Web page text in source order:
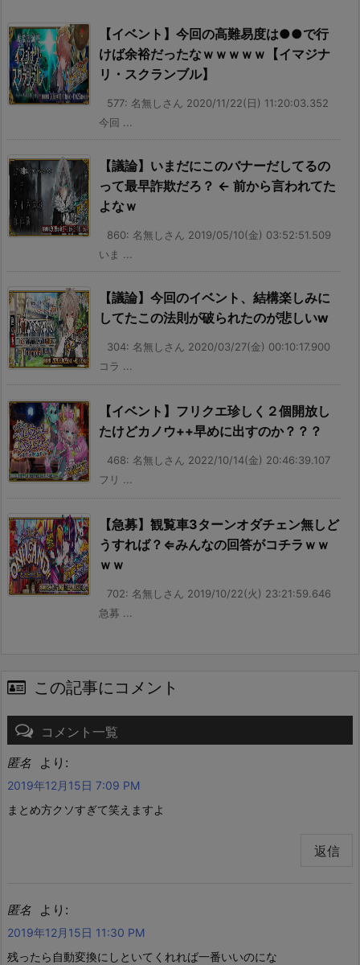
【イベント】今回の高難易度は●●で行
けば余裕だったなｗｗｗｗｗ【イマジナ
リ・スクランブル】
577: 名無しさん 2020/11/22(日) 11:20:03.352
今回 ...
【議論】いまだにこのバナーだしてるの
って最早詐欺だろ？ ← 前から言われてた
よなｗ
860: 名無しさん 2019/05/10(金) 03:52:51.509
いま ...
【議論】今回のイベント、結構楽しみに
してたこの法則が破られたのが悲しいw
304: 名無しさん 2020/03/27(金) 00:10:17.900
コラ ...
【イベント】フリクエ珍しく２個開放し
たけどカノウ++早めに出すのか？？？
468: 名無しさん 2022/10/14(金) 20:46:39.107
フリ ...
【急募】観覧車3ターンオダチェン無しど
うすれば？⇐みんなの回答がコチラｗｗ
ｗｗ
702: 名無しさん 2019/10/22(火) 23:21:59.646
急募 ...
この記事にコメント
コメント一覧
匿名 より:
2019年12月15日 7:09 PM
まとめ方クソすぎて笑えますよ
返信
匿名 より:
2019年12月15日 11:30 PM
残ったら自動変換にしといてくれれば一番いいのにな